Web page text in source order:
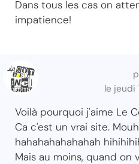
Dans tous les cas on
impatience!
le jeudi
Voilà pourquoi j'aime Le
Ca c'est un vrai site.
hahahahahahahah
Mais au moins, quand on